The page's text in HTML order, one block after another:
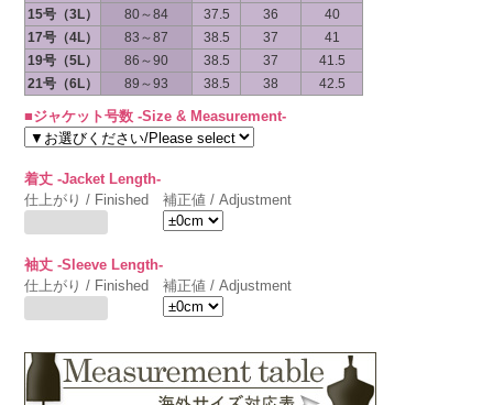
15号（3L）
80～84 37.5 36
40
17号（4L）
83～87 38.5 37
41
19号（5L）
86～90 38.5 37
41.5
21号（6L）
89～93 38.5 38 42.5
■ジャケット号数 -Size & Measurement-
着丈 -Jacket Length-
仕上がり / Finished
補正値 / Adjustment
袖丈 -Sleeve Length-
仕上がり / Finished
補正値 / Adjustment